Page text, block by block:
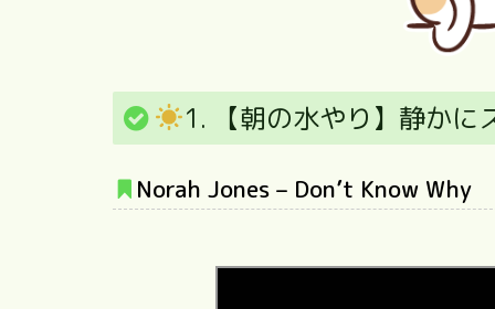
1. 【朝の水やり】静かに
Norah Jones – Don’t Know Why